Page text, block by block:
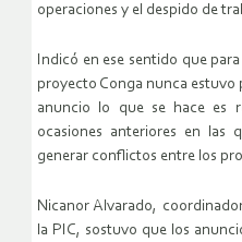
operaciones y el despido de
Indicó en ese sentido que
proyecto Conga nunca estuvo
anuncio lo que se hace es
ocasiones anteriores en las
generar conflictos entre los
Nicanor Alvarado,
la PIC, sostuvo que los